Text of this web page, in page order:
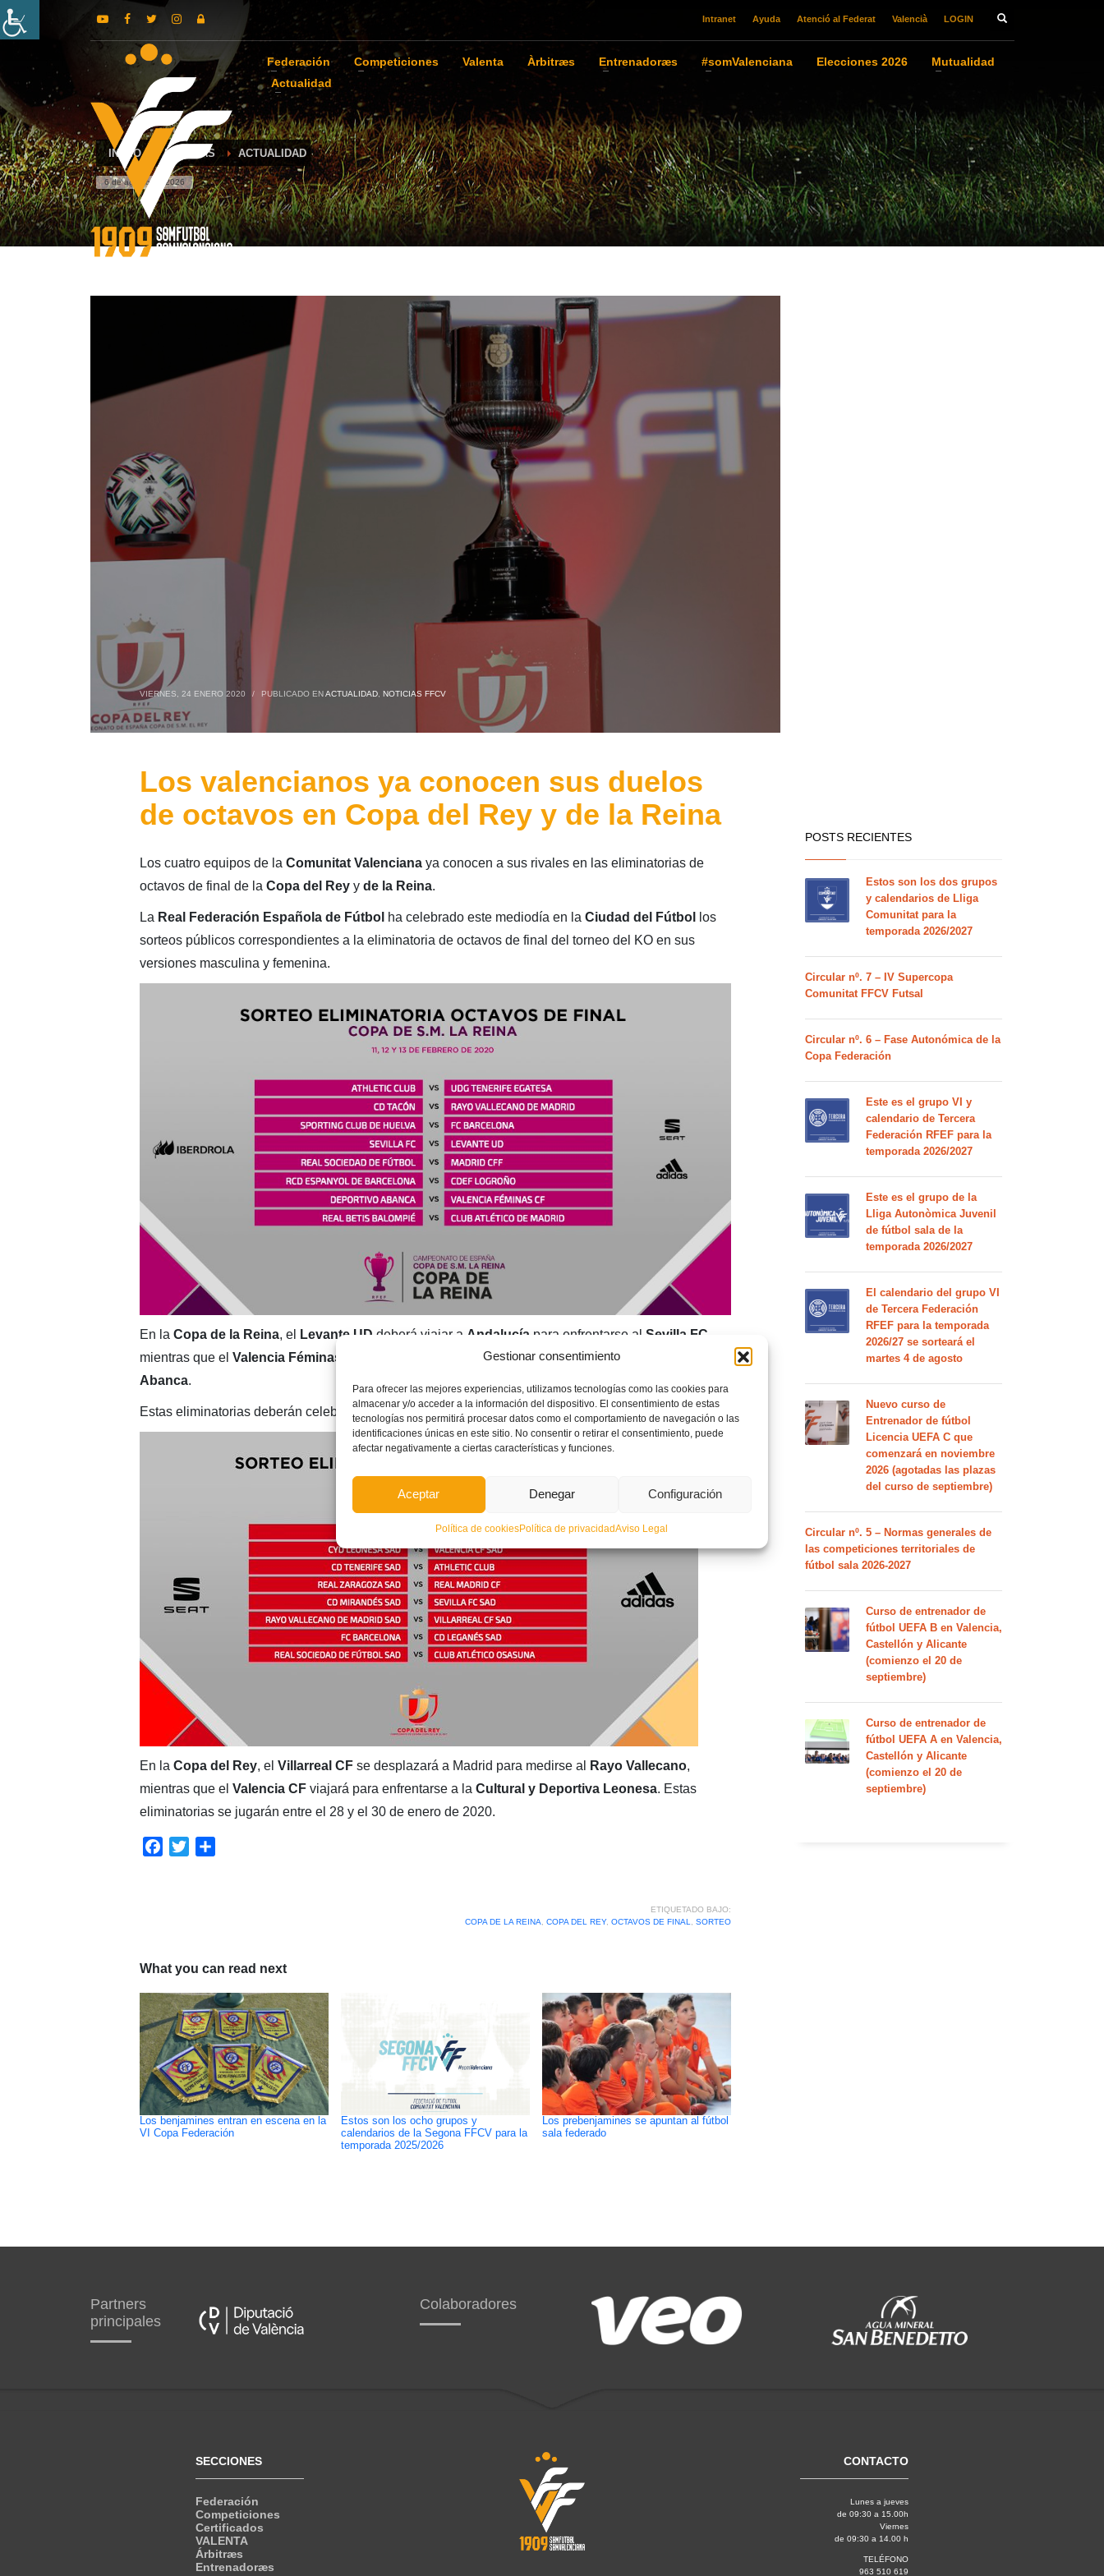
Gestionar consentimiento
Para ofrecer las mejores experiencias, utilizamos tecnologías como las cookies para
almacenar y/o acceder a la información del dispositivo. El consentimiento de estas
tecnologías nos permitirá procesar datos como el comportamiento de navegación o las
identificaciones únicas en este sitio. No consentir o retirar el consentimiento, puede
afectar negativamente a ciertas características y funciones.
Aceptar Denegar Configuración
Política de cookiesPolítica de privacidadAviso Legal
Intranet Ayuda Atenció al Federat Valencià LOGIN
Federación Competiciones Valenta Àrbitræs Entrenadoræs #somValenciana Elecciones 2026
Mutualidad
Actualidad
INICIO NOTICIAS ACTUALIDAD
6 de agosto de 2026
VIERNES, 24 ENERO 2020 / PUBLICADO ENACTUALIDAD, NOTICIAS FFCV
Los valencianos ya conocen sus duelos
de octavos en Copa del Rey y de la Reina
Los cuatro equipos de la Comunitat Valencianaya conocen a sus rivales en las eliminatorias de
octavos de final de la Copa del Rey y de la Reina.
La Real Federación Española de Fútbol ha celebrado este mediodía en la Ciudad del Fútbol
los
sorteos públicos correspondientes a la eliminatoria de octavos de final del torneo del KO en sus
versiones masculina y femenina.
En la Copa de la Reina, el Levante UD deberá viajar a Andalucía para enfrentarse al Sevilla FC
mientras que el Valencia Féminas Galiciapara intentar superar al
Abanca.
Estas eliminatorias deberán celebrarse entre el 11 y el 13 de febrero próximos.
En la Copa del Rey, el Villarreal CF se desplazará a Madrid para medirse al Rayo Vallecano,
mientras que el Valencia CFviajará para enfrentarse a la Cultural y Deportiva Leonesa. Estas
eliminatorias se jugarán entre el 28 y el 30 de enero de 2020.
Facebook
Twitter
ETIQUETADO BAJO:
COPA DE LA REINA
COPA DEL REY, OCTAVOS DE FINAL SORTEO
What you can read next
Los benjamines entran en escena en la
VI Copa Federación
Estos son los ocho grupos y
calendarios de la Segona FFCV para la
temporada 2025/2026
Los prebenjamines se apuntan al fútbol
sala federado
POSTS RECIENTES
Estos son los dos grupos
y calendarios de Lliga
Comunitat para la
temporada 2026/2027
Circular nº. 7 – IV Supercopa
Comunitat FFCV Futsal
Circular nº. 6 – Fase Autonómica de la
Copa Federación
Este es el grupo VI y
calendario de Tercera
Federación RFEF para la
temporada 2026/2027
Este es el grupo de la
Lliga Autonòmica Juvenil
de fútbol sala de la
temporada 2026/2027
El calendario del grupo VI
de Tercera Federación
RFEF para la temporada
2026/27 se sorteará el
martes 4 de agosto
Nuevo curso de
Entrenador de fútbol
Licencia UEFA C que
comenzará en noviembre
2026 (agotadas las plazas
del curso de septiembre)
Circular nº. 5 – Normas generales de
las competiciones territoriales de
fútbol sala 2026-2027
Curso de entrenador de
fútbol UEFA B en Valencia,
Castellón y Alicante
(comienzo el 20 de
septiembre)
Curso de entrenador de
fútbol UEFA A en Valencia,
Castellón y Alicante
(comienzo el 20 de
septiembre)
Partners
principales
Colaboradores
SECCIONES
Federación
Competiciones
Certificados
VALENTA
Árbitræs
Entrenadoræs
CONTACTO
Lunes a jueves
de 09:30 a 15.00h
Viernes
de 09:30 a 14.00 h
TELÉFONO
963 510 619